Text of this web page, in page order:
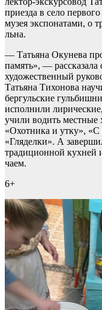
приезда в село
музея экспонатами, о
льна.
— Татьяна Окунева
память», —
художественный
Татьяна Тихонова
бергульские
исполнили
учили водить местные
«Охотника и утку»,
«Гляделки». А
традиционной кухней
чаем.
6+